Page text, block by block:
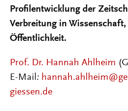
Profilentwicklung der
Verbreitung in
Öffentlichkeit.
Prof. Dr. Hannah Ahlheim
E-Mail: hannah.ahlheim
giessen.de